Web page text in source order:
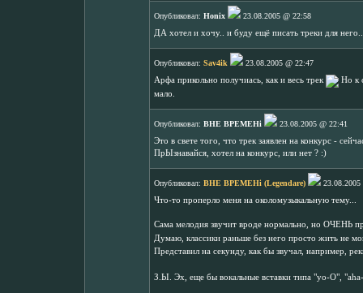
Опубликовал: Honix
23.08.2005 @ 22:58
ДА хотел и хочу.. и буду ещё писать треки для него..
Опубликовал: Sav4ik
23.08.2005 @ 22:47
Арфа прикольно получиась, как и весь трек
Но к
мало.
Опубликовал: BHE BPEMEHi
23.08.2005 @ 22:41
Это в свете того, что трек заявлен на конкурс -
ПрЫзнавайся, хотел на конкурс, или нет ? :)
Опубликовал: BHE BPEMEHi (Legendare)
23.08.2005
Что-то проперло меня на околомузыкальную тему...
Сама мелодия звучит вроде нормально, но ОЧЕНЬ
Думаю, классики раньше без него просто жить не
Представил на секунду, как бы звучал, например,
З.Ы. Эх, еще бы вокальные вставки типа "yo-O",